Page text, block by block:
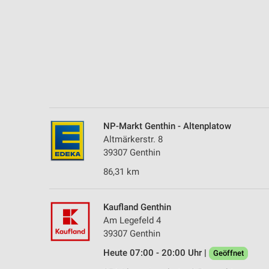
NP-Markt Genthin - Altenplatow
Altmärkerstr. 8
39307 Genthin
86,31 km
Kaufland Genthin
Am Legefeld 4
39307 Genthin
Heute 07:00 - 20:00 Uhr |
Geöffnet
Verwendung genauer Standortdaten
Geräte anhand von aktiv angeforderten Informationen
Nicht-IAB-Verarbeitungszwecke:
Performance
Funktional